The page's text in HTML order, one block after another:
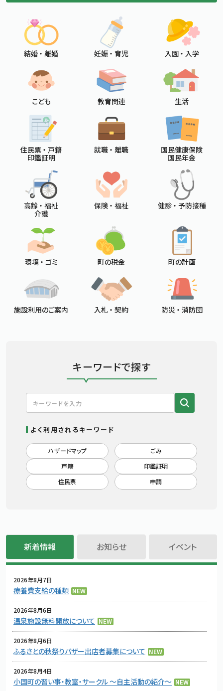
結婚 ・ 離婚 妊娠 ・ 育児 入園 ・ 入学
こども 教育関連 生活
住民票 ・ 戸籍
印鑑証明
就職 ・ 離職
国民健康保険
国民年金
高齢 ・ 福祉
介護
保険 ・ 福祉 健診 ・ 予防接種
環境 ・ ゴミ 町の税金 町の計画
施設利用のご案内 入札 ・ 契約 防災 ・ 消防団
キーワードで探す
よく利用されるキーワード
ハザードマップ
ごみ
戸籍
印鑑証明
住民票
申請
新着情報新着情報タブを開くお知らせお知らせタブを開くイベントイベントタ
2026年8月7日
療養費支給の種類 NEW
2026年8月6日
温泉施設無料開放について NEW
2026年8月6日
ふるさとの秋祭りバザー出店者募集について NEW
2026年8月4日
小国町の習い事・教室・サークル ～自主活動の紹介～ NEW